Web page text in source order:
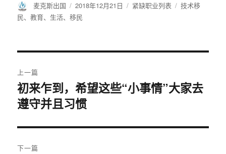
作
者
麦克斯出国
发
布
2018年12月21日
分
紧缺职业列表
标
技术移
民、教育、 生活、移民
章
导
航
上一篇
上
篇
章：
初来乍到，希望这些“小事情”大家去
遵守并且习惯
下一篇